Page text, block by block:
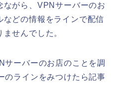
ながら、VPNサーバーのお
などの情報をラインで配信
せんでした。
サーバーのお店のことを調
のラインをみつけたら記事